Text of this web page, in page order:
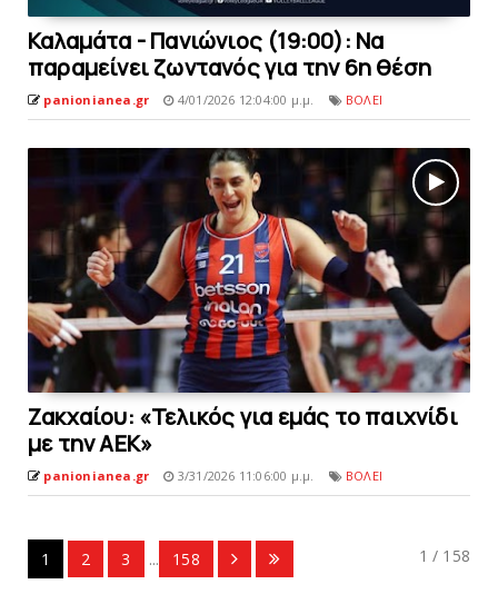
Καλαμάτα - Πανιώνιος (19:00): Να
παραμείνει ζωντανός για την 6η θέση
panionianea.gr 4/01/2026 12:04:00 μ.μ. ΒΟΛΕΙ
Zακχαίου: «Τελικός για εμάς το παιχνίδι
με την ΑΕΚ»
panionianea.gr 3/31/2026 11:06:00 μ.μ. ΒΟΛΕΙ
1 / 158
1 2 3 ... 158